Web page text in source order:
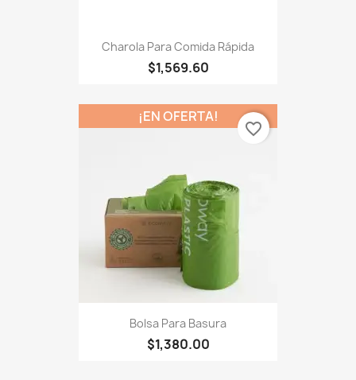
Charola Para Comida Rápida
$1,569.60
Bolsa Para Basura
$1,380.00
¡EN OFERTA!
favorite_border